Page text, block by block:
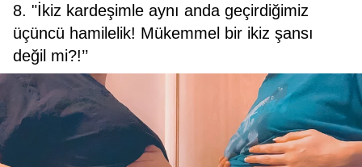
8. "İkiz kardeşimle aynı anda geçirdiğimiz
üçüncü hamilelik! Mükemmel bir ikiz şansı
değil mi?!’’